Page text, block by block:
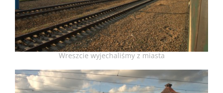
Wreszcie wyjechaliśmy z miasta